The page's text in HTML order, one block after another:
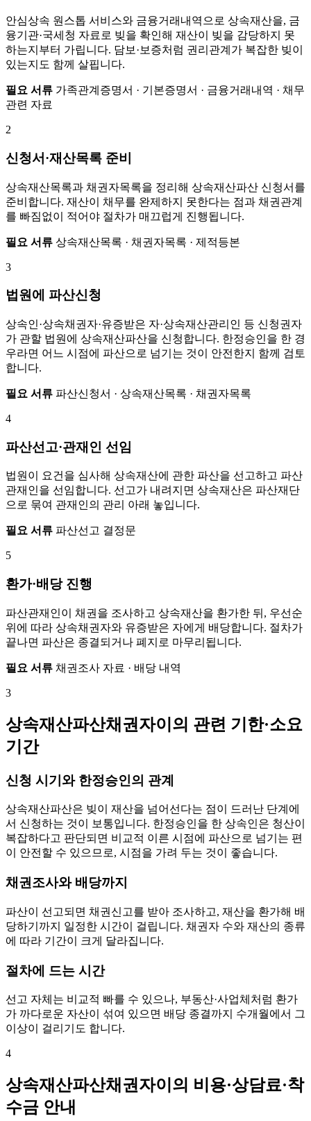
안심상속 원스톱 서비스와 금융거래내역으로 상속재산을, 금
융기관·국세청 자료로 빚을 확인해 재산이 빚을 감당하지 못
하는지부터 가립니다. 담보·보증처럼 권리관계가 복잡한 빚이
있는지도 함께 살핍니다.
필요 서류 가족관계증명서 · 기본증명서 · 금융거래내역 · 채무
관련 자료
2
신청서·재산목록 준비
상속재산목록과 채권자목록을 정리해 상속재산파산 신청서를
준비합니다. 재산이 채무를 완제하지 못한다는 점과 채권관계
를 빠짐없이 적어야 절차가 매끄럽게 진행됩니다.
필요 서류 상속재산목록 · 채권자목록 · 제적등본
3
법원에 파산신청
상속인·상속채권자·유증받은 자·상속재산관리인 등 신청권자
가 관할 법원에 상속재산파산을 신청합니다. 한정승인을 한 경
우라면 어느 시점에 파산으로 넘기는 것이 안전한지 함께 검토
합니다.
필요 서류 파산신청서 · 상속재산목록 · 채권자목록
4
파산선고·관재인 선임
법원이 요건을 심사해 상속재산에 관한 파산을 선고하고 파산
관재인을 선임합니다. 선고가 내려지면 상속재산은 파산재단
으로 묶여 관재인의 관리 아래 놓입니다.
필요 서류 파산선고 결정문
5
환가·배당 진행
파산관재인이 채권을 조사하고 상속재산을 환가한 뒤, 우선순
위에 따라 상속채권자와 유증받은 자에게 배당합니다. 절차가
끝나면 파산은 종결되거나 폐지로 마무리됩니다.
필요 서류 채권조사 자료 · 배당 내역
3
상속재산파산채권자이의 관련 기한·소요
기간
신청 시기와 한정승인의 관계
상속재산파산은 빚이 재산을 넘어선다는 점이 드러난 단계에
서 신청하는 것이 보통입니다. 한정승인을 한 상속인은 청산이
복잡하다고 판단되면 비교적 이른 시점에 파산으로 넘기는 편
이 안전할 수 있으므로, 시점을 가려 두는 것이 좋습니다.
채권조사와 배당까지
파산이 선고되면 채권신고를 받아 조사하고, 재산을 환가해 배
당하기까지 일정한 시간이 걸립니다. 채권자 수와 재산의 종류
에 따라 기간이 크게 달라집니다.
절차에 드는 시간
선고 자체는 비교적 빠를 수 있으나, 부동산·사업체처럼 환가
가 까다로운 자산이 섞여 있으면 배당 종결까지 수개월에서 그
이상이 걸리기도 합니다.
4
상속재산파산채권자이의 비용·상담료·착
수금 안내